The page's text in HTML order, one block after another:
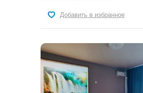
Добавить в избранное